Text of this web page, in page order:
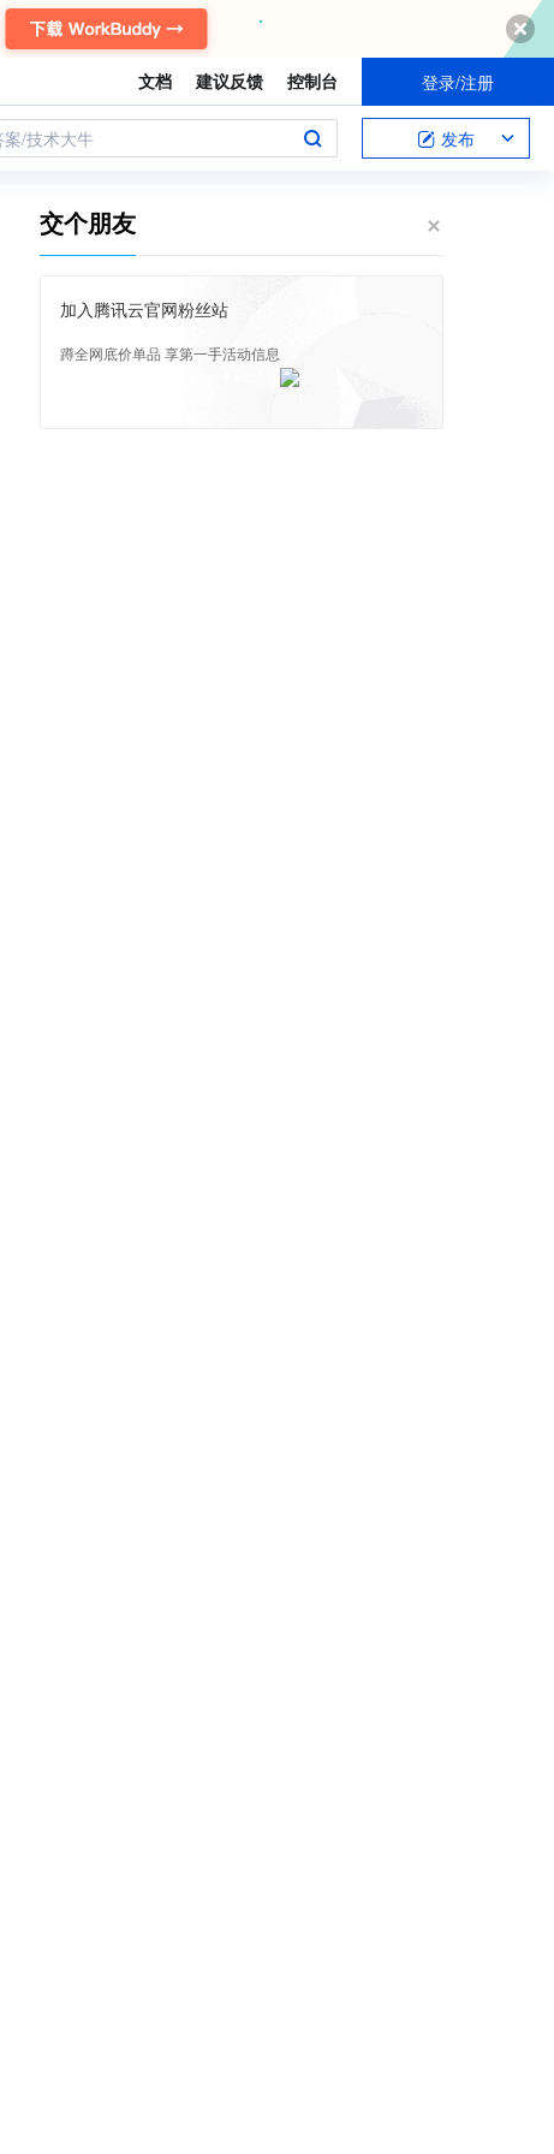
文档 建议反馈 控制台 登录/注册
/技术大牛 发布
交个朋友
加入腾讯云官网粉丝站
蹲全网底价单品 享第一手活动信息